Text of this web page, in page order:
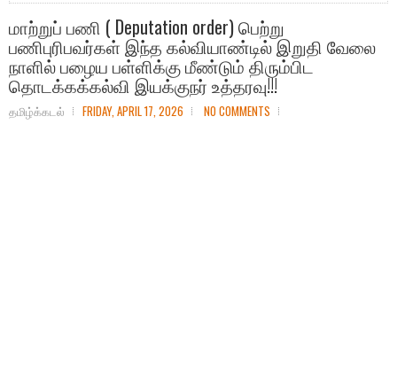
மாற்றுப் பணி ( Deputation order) பெற்று
பணிபுரிபவர்கள் இந்த கல்வியாண்டில் இறுதி வேலை
நாளில் பழைய பள்ளிக்கு மீண்டும் திரும்பிட
தொடக்கக்கல்வி இயக்குநர் உத்தரவு!!!
தமிழ்க்கடல் FRIDAY, APRIL 17, 2026 NO COMMENTS